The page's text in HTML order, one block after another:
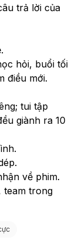
trả lời của
hỏi, buổi tối
điều mới.
tui tập
giành ra 10
về phim.
team trong